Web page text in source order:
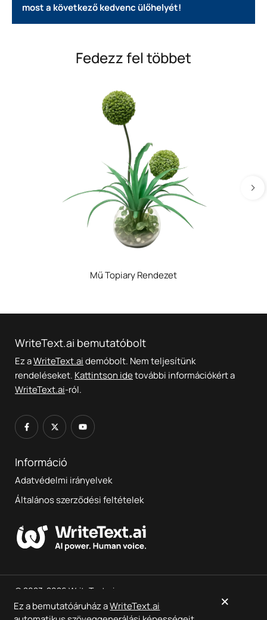
most a következő kedvenc ülőhelyét!
Fedezz fel többet
Mű Topiary Rendezet
WriteText.ai bemutatóbolt
Ez aWriteText.aidemóbolt. Nem teljesítünk
rendeléseket. Kattintson idetovábbi információkért a
WriteText.ai-ról.
Információ
Adatvédelmi irányelvek
Általános szerződési feltételek
© 2023-2026 WriteText.ai
Ez a bemutatóáruház aWriteText.ai
×